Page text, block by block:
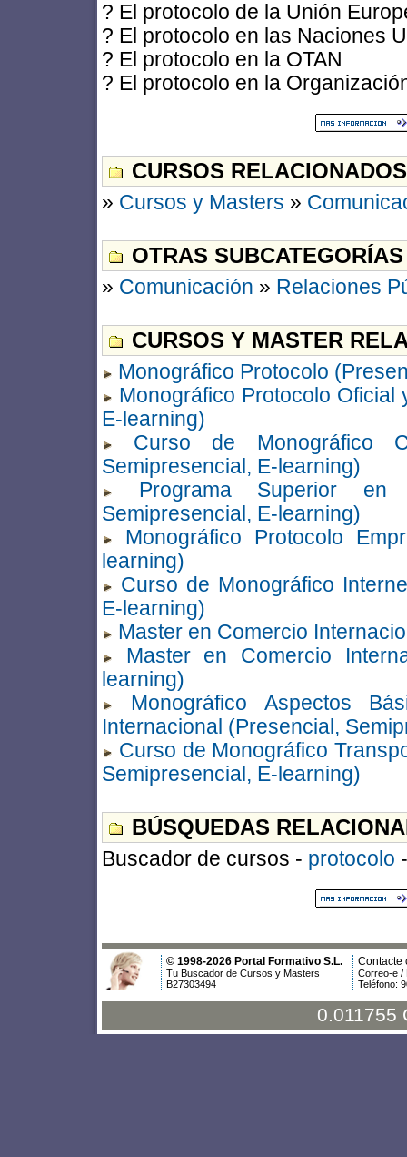
? El protocolo de la Unión
? El protocolo en las Naciones
? El protocolo en la OTAN
? El protocolo en la
CURSOS
» Cursos y Masters »
OTRAS
» Comunicación » Relaciones
CURSOS Y MASTER
Monográfico Protocolo
Monográfico Protocolo
E-learning)
Curso de Monográfico
Semipresencial, E-learning)
Programa Superior en
Semipresencial, E-learning)
Monográfico Protocolo
learning)
Curso de Monográfico
E-learning)
Master en Comercio
Master en Comercio
learning)
Monográfico Aspectos
Internacional (Presencial,
Curso de Monográfico
Semipresencial, E-learning)
BÚSQUEDAS
Buscador de cursos - protocolo
© 1998-2026 Portal Formativo S.L.
Tu Buscador de Cursos y Masters
B27303494
Contacte
Correo-e /
Teléfono:
0.011755